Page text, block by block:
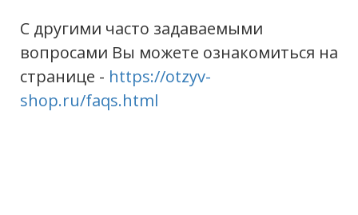
С другими часто задаваемыми
вопросами Вы можете ознакомиться на
странице - https://otzyv-
shop.ru/faqs.html